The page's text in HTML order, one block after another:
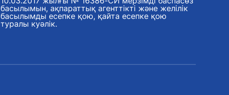
басылымын, ақпараттық агенттікті және желілік
басылымды есепке қою, қайта есепке қою
туралы куәлік.